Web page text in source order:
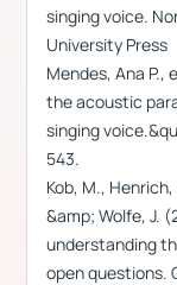
singing voice.
University Press
Mendes, Ana
the acoustic
singing
543.
Kob, M.,
&amp; Wolfe, J.
understanding
open questions.